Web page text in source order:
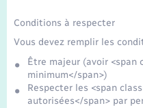
Conditions à respecter
Vous devez remplir les
Être majeur (avoir <span
minimum</span>)
Respecter les <span
autorisées</span> par